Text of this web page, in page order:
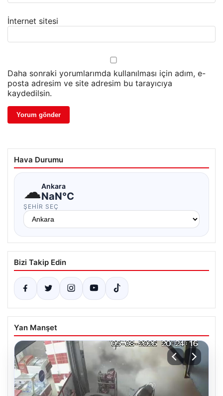
İnternet sitesi
Daha sonraki yorumlarımda kullanılması için adım, e-
posta adresim ve site adresim bu tarayıcıya
kaydedilsin.
Hava Durumu
☁Ankara
NaN°C
ŞEHIR SEÇ
Bizi Takip Edin
Yan Manşet